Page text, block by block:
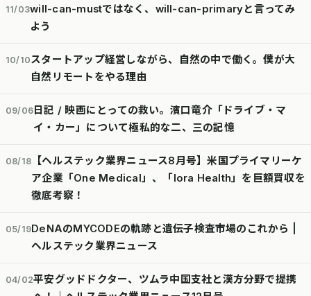
11/03will-can-mustではなく、will-can-primaryと言ってみ
よう
10/10スタートアップ経営しながら、自然の中で働く。僕が大
自然リモートをやる理由
09/06日記 / 映画にとっての救い。濱口竜介「ドライブ・マ
イ・カー」について極私的な二、三の記憶
08/18
【ヘルステック業界ニュース8月号】米国プライマリーケ
ア企業「One Medical」、「lora Health」を巨額買収を
徹底考察！
05/19DeNAのMYCODEの軌跡と遺伝子検査市場のこれから |
ヘルステック業界ニュース
04/02平安グッドドクター、ツムラ中国支社と漢方分野で提携